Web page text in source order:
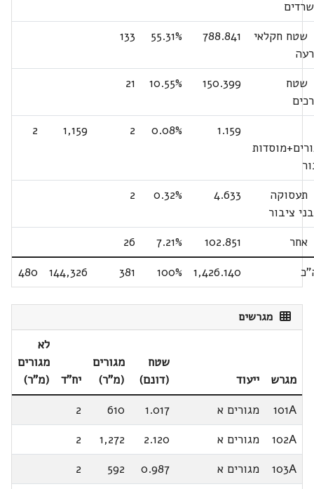
שטח חקלאי
788.841
55.31%
133
שטח
150.399
10.55%
21
1.159
0.08%
2
1,159
2
תעסוקה
ציבור
4.633
0.32%
2
אחר 102.851
7.21%
26
1,426.140
100%
381
144,326
480
מגרשים
מגרש ייעוד
שטח
(דונם)
מגורים
(מ"ר)
יח"ד
לא
מגורים
(מ"ר)
101A
מגורים א 1.017
610
2
102A
מגורים א 2.120
1,272
2
103A
מגורים א 0.987
592
2